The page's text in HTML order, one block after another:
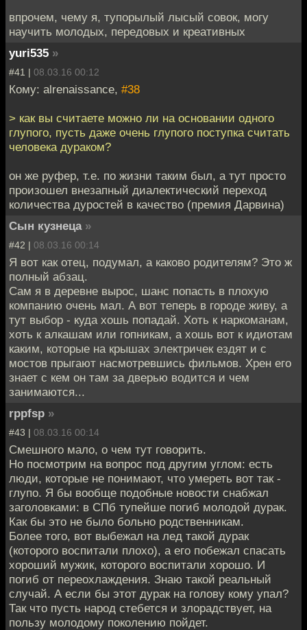
впрочем, чему я, тупорылый лысый совок, могу
научить молодых, передовых и креативных
yuri535 »
#41 | 08.03.16 00:12
Кому: alrenaissance, #38
> как вы считаете можно ли на основании одного
глупого, пусть даже очень глупого поступка считать
человека дураком?
он же руфер, т.е. по жизни таким был, а тут просто
произошел внезапный диалектический переход
количества дуростей в качество (премия Дарвина)
Сын кузнеца »
#42 | 08.03.16 00:14
Я вот как отец, подумал, а каково родителям? Это ж
полный абзац.
Сам я в деревне вырос, шанс попасть в плохую
компанию очень мал. А вот теперь в городе живу, а
тут выбор - куда хошь попадай. Хоть к наркоманам,
хоть к алкашам или гопникам, а хошь вот к идиотам
каким, которые на крышах электричек ездят и с
мостов прыгают насмотревшись фильмов. Хрен его
знает с кем он там за дверью водится и чем
занимаются...
rppfsp »
#43 | 08.03.16 00:14
Смешного мало, о чем тут говорить.
Но посмотрим на вопрос под другим углом: есть
люди, которые не понимают, что умереть вот так -
глупо. Я бы вообще подобные новости снабжал
заголовками: в СПб тупейше погиб молодой дурак.
Как бы это не было больно родственникам.
Более того, вот выбежал на лед такой дурак
(которого воспитали плохо), а его побежал спасать
хороший мужик, которого воспитали хорошо. И
погиб от переохлаждения. Знаю такой реальный
случай. А если бы этот дурак на голову кому упал?
Так что пусть народ стебется и злорадствует, на
пользу молодому поколению пойдет.